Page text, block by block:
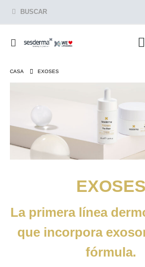
BUSCAR
CASA EXOSES
EXOSES
La primera línea
que incorpora
fórmula.